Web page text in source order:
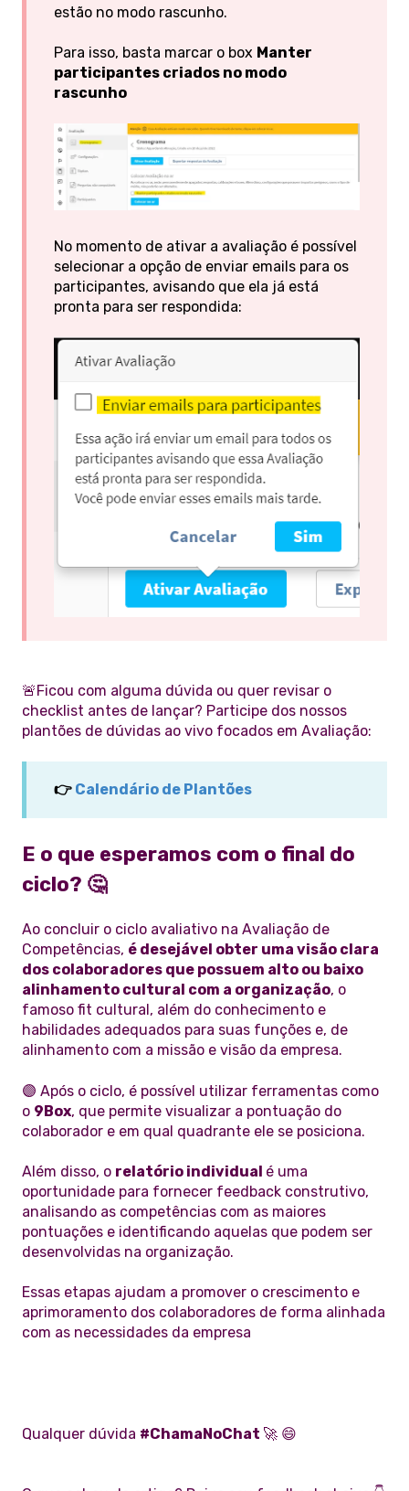
estão no modo rascunho.
Para isso, basta marcar o box Manter
participantes criados no modo
rascunho
No momento de ativar a avaliação é possível
selecionar a opção de enviar emails para os
participantes, avisando que ela já está
pronta para ser respondida:
🚨Ficou com alguma dúvida ou quer revisar o
checklist antes de lançar? Participe dos nossos
plantões de dúvidas ao vivo focados em Avaliação:
👉 Calendário de Plantões
E o que esperamos com o final do
ciclo? 🤔
Ao concluir o ciclo avaliativo na Avaliação de
Competências, é desejável obter uma visão clara
dos colaboradores que possuem alto ou baixo
alinhamento cultural com a organização, o
famoso fit cultural, além do conhecimento e
habilidades adequados para suas funções e, de
alinhamento com a missão e visão da empresa.
🟣 Após o ciclo, é possível utilizar ferramentas como
o 9Box, que permite visualizar a pontuação do
colaborador e em qual quadrante ele se posiciona.
Além disso, o relatório individual é uma
oportunidade para fornecer feedback construtivo,
analisando as competências com as maiores
pontuações e identificando aquelas que podem ser
desenvolvidas na organização.
Essas etapas ajudam a promover o crescimento e
aprimoramento dos colaboradores de forma alinhada
com as necessidades da empresa
Qualquer dúvida #ChamaNoChat 🚀 😄